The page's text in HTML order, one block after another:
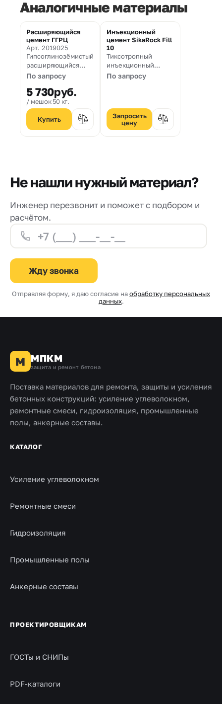
Аналогичные материалы
Расширяющийся
цемент ГГРЦ
Арт. 2019025
Гипсоглинозёмистый
расширяющийся
цемент по ГОСТ
По запросу
5 730руб.
мешок 50 кг.
Инъекционный
цемент SikaRock Fill
10
Тиксотропный
инъекционный
состав с
По запросу
Запросить
цену
Не нашли нужный материал?
Инженер перезвонит и поможет с подбором и
расчётом.
Жду звонка
Отправляя форму, я даю согласие наобработку персональных
данных.
М МПКМ
защита и ремонт бетона
Поставка материалов для ремонта, защиты и усиления
бетонных конструкций: усиление углеволокном,
ремонтные смеси, гидроизоляция, промышленные
полы, анкерные составы.
КАТАЛОГ
Усиление углеволокном
Ремонтные смеси
Гидроизоляция
Промышленные полы
Анкерные составы
ПРОЕКТИРОВЩИКАМ
ГОСТы и СНИПы
PDF-каталоги